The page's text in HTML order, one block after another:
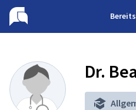
B
Dr.